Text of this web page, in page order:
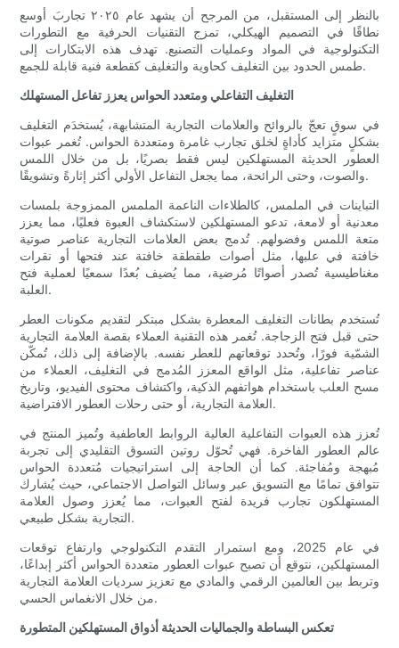
بالنظر إلى المستقبل، من المرجح أن يشهد عام ٢٠٢٥ تجاربَ أوسع
نطاقًا في التصميم الهيكلي، تمزج التقنيات الحرفية مع التطورات
التكنولوجية في المواد وعمليات التصنيع. تهدف هذه الابتكارات إلى
طمس الحدود بين التغليف كحاوية والتغليف كقطعة فنية قابلة للجمع.
التغليف التفاعلي ومتعدد الحواس يعزز تفاعل المستهلك
في سوقٍ تعجّ بالروائح والعلامات التجارية المتشابهة، يُستخدَم التغليف
بشكلٍ متزايد كأداةٍ لخلق تجارب غامرة ومتعددة الحواس. تُغمر عبوات
العطور الحديثة المستهلكين ليس فقط بصريًا، بل من خلال اللمس
والصوت، وحتى الرائحة، مما يجعل التفاعل الأولي أكثر إثارةً وتشويقًا.
التباينات في الملمس، كالطلاءات الناعمة الملمس الممزوجة بلمسات
معدنية أو لامعة، تدعو المستهلكين لاستكشاف العبوة فعليًا، مما يعزز
متعة اللمس وفضولهم. تُدمج بعض العلامات التجارية عناصر صوتية
خافتة في علبها، مثل أصوات طقطقة خافتة عند فتحها أو نقرات
مغناطيسية تُصدر أصواتًا مُرضية، مما يُضيف بُعدًا سمعيًا لعملية فتح
العلبة.
تُستخدم بطانات التغليف المعطرة بشكل مبتكر لتقديم مكونات العطر
حتى قبل فتح الزجاجة. تُغمر هذه التقنية العملاء بقصة العلامة التجارية
الشمّية فورًا، وتُحدد توقعاتهم للعطر نفسه. بالإضافة إلى ذلك، تُمكّن
عناصر تفاعلية، مثل الواقع المعزز المُدمج في التغليف، العملاء من
مسح العلب باستخدام هواتفهم الذكية، واكتشاف محتوى الفيديو، وتاريخ
العلامة التجارية، أو حتى رحلات العطور الافتراضية.
تُعزز هذه العبوات التفاعلية العالية الروابط العاطفية وتُميز المنتج في
عالم العطور الفاخرة. فهي تُحوّل روتين التسوق التقليدي إلى تجربة
مُبهجة ومُفاجئة. كما أن الحاجة إلى استراتيجيات مُتعددة الحواس
تتوافق تمامًا مع التسويق عبر وسائل التواصل الاجتماعي، حيث يُشارك
المستهلكون تجارب فريدة لفتح العبوات، مما يُعزز وصول العلامة
التجارية بشكل طبيعي.
في عام 2025، ومع استمرار التقدم التكنولوجي وارتفاع توقعات
المستهلكين، نتوقع أن تصبح عبوات العطور متعددة الحواس أكثر إبداعًا،
وتربط بين العالمين الرقمي والمادي مع تعزيز سرديات العلامة التجارية
من خلال الانغماس الحسي.
تعكس البساطة والجماليات الحديثة أذواق المستهلكين المتطورة